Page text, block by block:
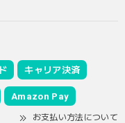
キャリア決済
Amazon Pay
お支払い方法について